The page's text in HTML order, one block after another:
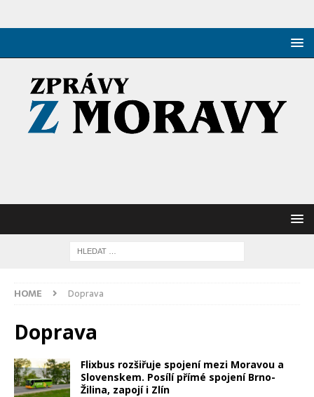
HOME Doprava
Doprava
Flixbus rozšiřuje spojení mezi Moravou a
Slovenskem. Posílí přímé spojení Brno-
Žilina, zapojí i Zlín